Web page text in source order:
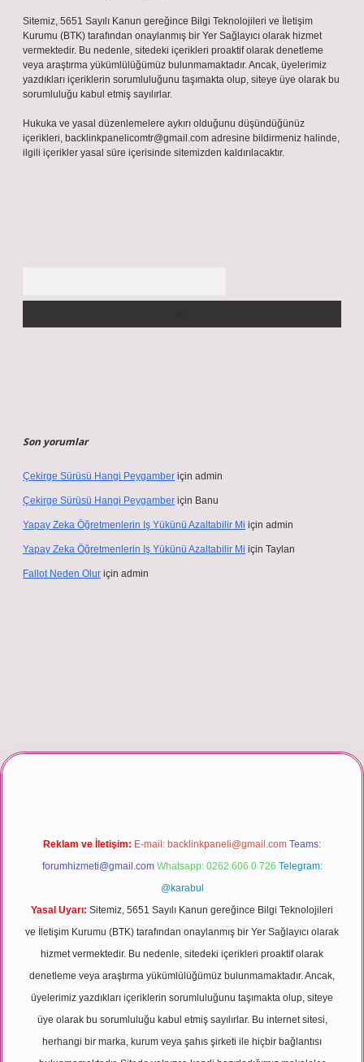
Sitemiz, 5651 Sayılı Kanun gereğince Bilgi Teknolojileri ve İletişim
Kurumu (BTK) tarafından onaylanmış bir Yer Sağlayıcı olarak hizmet
vermektedir. Bu nedenle, sitedeki içerikleri proaktif olarak denetleme
veya araştırma yükümlülüğümüz bulunmamaktadır. Ancak, üyelerimiz
yazdıkları içeriklerin sorumluluğunu taşımakta olup, siteye üye olarak bu
sorumluluğu kabul etmiş sayılırlar.
Hukuka ve yasal düzenlemelere aykırı olduğunu düşündüğünüz
içerikleri, backlinkpanelicomtr@gmail.com adresine bildirmeniz halinde,
ilgili içerikler yasal süre içerisinde sitemizden kaldırılacaktır.
Son yorumlar
Çekirge Sürüsü Hangi Peygamber için admin
Çekirge Sürüsü Hangi Peygamber için Banu
Yapay Zeka Öğretmenlerin Iş Yükünü Azaltabilir Mi için admin
Yapay Zeka Öğretmenlerin Iş Yükünü Azaltabilir Mi için Taylan
Fallot Neden Olur için admin
Reklam ve İletişim: E-mail: backlinkpaneli@gmail.com Teams:
forumhizmeti@gmail.com Whatsapp: 0262 606 0 726 Telegram:
@karabul
Yasal Uyarı: Sitemiz, 5651 Sayılı Kanun gereğince Bilgi Teknolojileri
ve İletişim Kurumu (BTK) tarafından onaylanmış bir Yer Sağlayıcı olarak
hizmet vermektedir. Bu nedenle, sitedeki içerikleri proaktif olarak
denetleme veya araştırma yükümlülüğümüz bulunmamaktadır. Ancak,
üyelerimiz yazdıkları içeriklerin sorumluluğunu taşımakta olup, siteye
üye olarak bu sorumluluğu kabul etmiş sayılırlar. Bu internet sitesi,
herhangi bir marka, kurum veya şahıs şirketi ile hiçbir bağlantısı